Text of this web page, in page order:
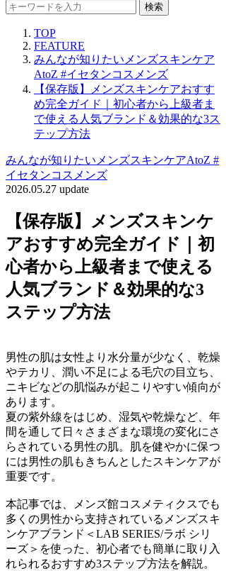
検索
TOP
FEATURE
みんなが知りたいメンズスキンケア
AtoZ #イセタンコスメンズ
【保存版】メンズスキンケアおすす
め完全ガイド｜初心者から上級者ま
で使える人気ブランド＆効果的な3ス
テップ方法
みんなが知りたいメンズスキンケアAtoZ #
イセタンコスメンズ
2026.05.27 update
【保存版】メンズスキンケ
アおすすめ完全ガイド｜初
心者から上級者まで使える
人気ブランド＆効果的な3
ステップ方法
男性の肌は女性より水分量が少なく、乾燥
やテカリ、潤い不足による毛穴の目立ち、
ニキビなどの肌悩みが起こりやすい傾向が
あります。
夏の紫外線をはじめ、湿気や乾燥など、年
間を通して日々さまざまな環境の変化にさ
らされている男性の肌。肌を健やかに保つ
には男性の肌もきちんとしたスキンケアが
重要です。
本記事では、メンズ館コスメティクスでも
多くの男性から支持されているメンズスキ
ンケアブランド＜LAB SERIES/ラボ シリ
ーズ＞を使った、初心者でも簡単に取り入
れられるおすすめ3ステップ方法を解説。